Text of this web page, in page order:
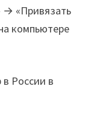
→ «Привязать
компьютере